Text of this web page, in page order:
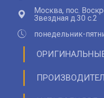
Москва, пос.
Звездная д.30 с.2
понедельник-